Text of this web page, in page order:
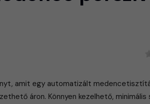
amit egy automatizált
áron. Könnyen kezelhető, minimális